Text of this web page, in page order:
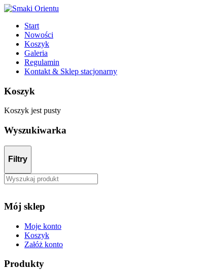
Start
Nowości
Koszyk
Galeria
Regulamin
Kontakt & Sklep stacjonarny
Koszyk
Koszyk jest pusty
Wyszukiwarka
Filtry
Mój sklep
Moje konto
Koszyk
Załóż konto
Produkty